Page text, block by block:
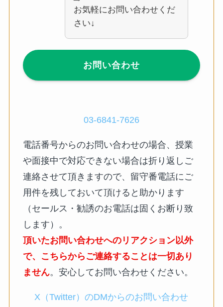
お気軽にお問い合わせくだ
さい↓
お問い合わせ
03-6841-7626
電話番号からのお問い合わせの場合、授業
や面接中で対応できない場合は折り返しご
連絡させて頂きますので、留守番電話にご
用件を残しておいて頂けると助かります
（セールス・勧誘のお電話は固くお断り致
します）。
頂いたお問い合わせへのリアクション以外
で、こちらからご連絡することは一切あり
ません。安心してお問い合わせください。
X（Twitter）のDMからのお問い合わせ